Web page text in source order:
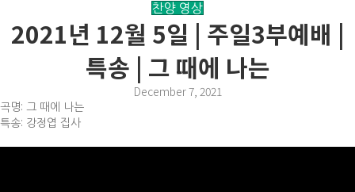
찬양 영상
2021년 12월 5일 | 주일3부예배 |
특송 | 그 때에 나는
December 7, 2021
곡명: 그 때에 나는
특송: 강정엽 집사